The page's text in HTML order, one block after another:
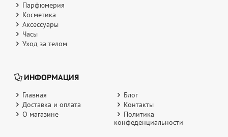
Парфюмерия
Косметика
Аксессуары
Часы
Уход за телом
ИНФОРМАЦИЯ
Главная
Блог
Доставка и оплата
Контакты
О магазине
Политика
конфеденциальности